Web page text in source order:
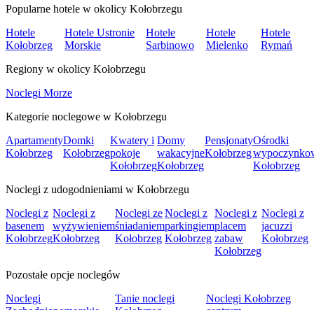
Popularne hotele w okolicy Kołobrzegu
Hotele
Kołobrzeg
Hotele Ustronie
Morskie
Hotele
Sarbinowo
Hotele
Mielenko
Hotele
Rymań
Regiony w okolicy Kołobrzegu
Noclegi Morze
Kategorie noclegowe w Kołobrzegu
Apartamenty
Kołobrzeg
Domki
Kołobrzeg
Kwatery i
pokoje
Kołobrzeg
Domy
wakacyjne
Kołobrzeg
Pensjonaty
Kołobrzeg
Ośrodki
Kołobrzeg
Noclegi z udogodnieniami w Kołobrzegu
Noclegi z
basenem
Kołobrzeg
Noclegi z
wyżywieniem
Kołobrzeg
Noclegi ze
śniadaniem
Kołobrzeg
Noclegi z
parkingiem
Kołobrzeg
Noclegi z
placem
zabaw
Kołobrzeg
Noclegi z
jacuzzi
Kołobrzeg
Pozostałe opcje noclegów
Noclegi
Tanie noclegi
Noclegi Kołobrzeg